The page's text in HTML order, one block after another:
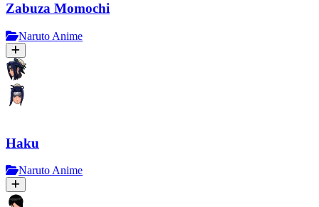
Zabuza Momochi
Naruto Anime
Haku
Naruto Anime